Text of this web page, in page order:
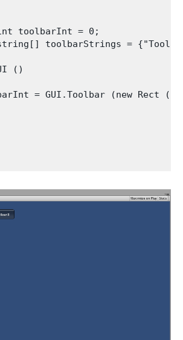
toolbarInt = 0;
toolbarStrings =
()
= GUI.Toolbar (new Rect